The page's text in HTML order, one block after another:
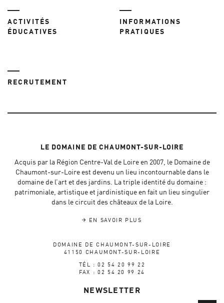
ACTIVITÉS
ÉDUCATIVES
INFORMATIONS
PRATIQUES
RECRUTEMENT
LE DOMAINE DE CHAUMONT-SUR-LOIRE
Acquis par la Région Centre-Val de Loire en 2007, le Domaine de
Chaumont-sur-Loire est devenu un lieu incontournable dans le
domaine de l’art et des jardins. La triple identité du domaine :
patrimoniale, artistique et jardinistique en fait un lieu singulier
dans le circuit des châteaux de la Loire.
EN SAVOIR PLUS
DOMAINE DE CHAUMONT-SUR-LOIRE
41150 CHAUMONT-SUR-LOIRE
TÉL : 02 54 20 99 22
FAX : 02 54 20 99 24
NEWSLETTER